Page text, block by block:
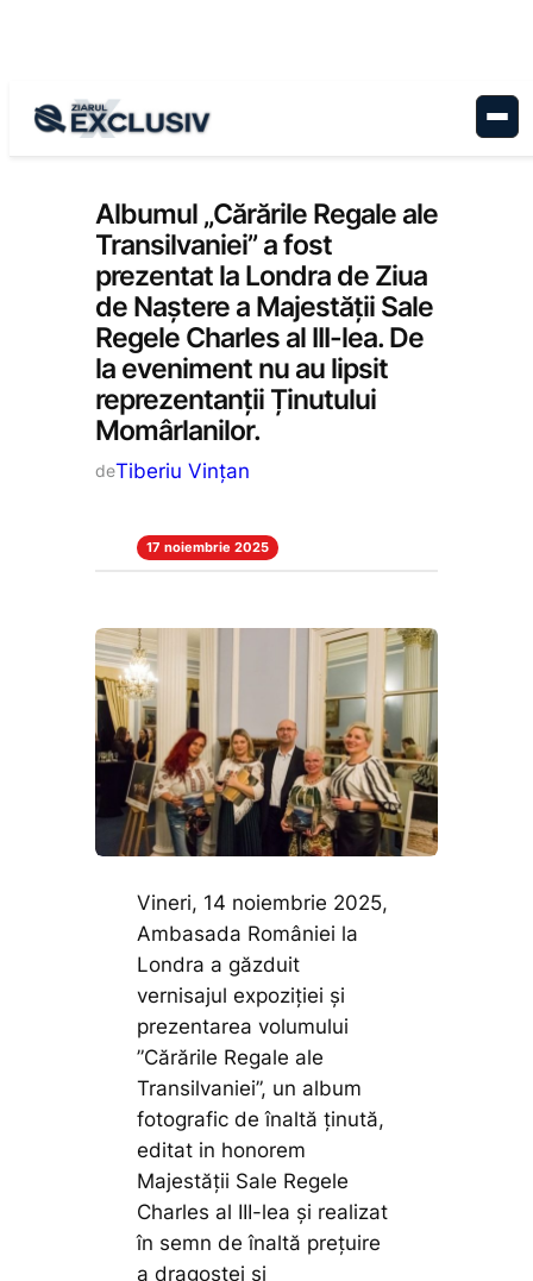
Cultură, Stiri la zi
Albumul „Cărările Regale ale
Transilvaniei” a fost
prezentat la Londra de Ziua
de Naștere a Majestății Sale
Regele Charles al III-lea. De
la eveniment nu au lipsit
reprezentanții Ținutului
Momârlanilor.
deTiberiu Vințan
17 noiembrie 2025
Vineri, 14 noiembrie 2025,
Ambasada României la
Londra a găzduit
vernisajul expoziţiei şi
prezentarea volumului
”Cărările Regale ale
Transilvaniei”, un album
fotografic de înaltă ținută,
editat in honorem
Majestății Sale Regele
Charles al III-lea și realizat
în semn de înaltă prețuire
a dragostei și